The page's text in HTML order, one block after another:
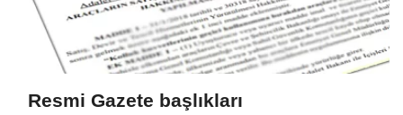
Resmi Gazete başlıkları